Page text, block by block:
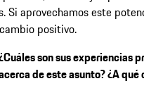
Si aprovechamos este
positivo.
son sus experiencias
de este asunto? ¿A